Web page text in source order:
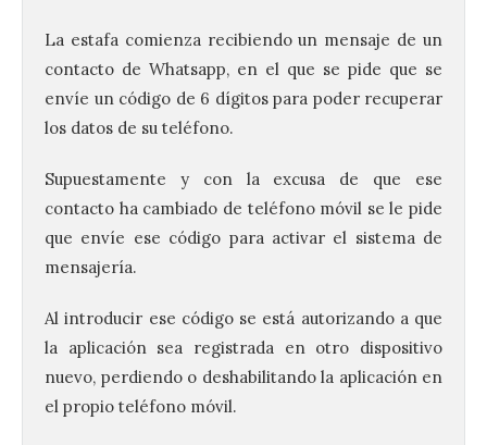
La estafa comienza recibiendo un mensaje de un
contacto de Whatsapp, en el que se pide que se
envíe un código de 6 dígitos para poder recuperar
los datos de su teléfono.
Supuestamente y con la excusa de que ese
contacto ha cambiado de teléfono móvil se le pide
que envíe ese código para activar el sistema de
mensajería.
Al introducir ese código se está autorizando a que
la aplicación sea registrada en otro dispositivo
nuevo, perdiendo o deshabilitando la aplicación en
el propio teléfono móvil.